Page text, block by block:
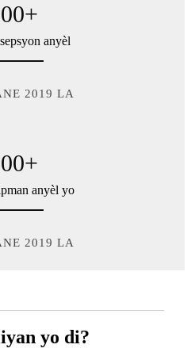
+
anyèl
2019 LA
+
anyèl yo
2019 LA
yo di?